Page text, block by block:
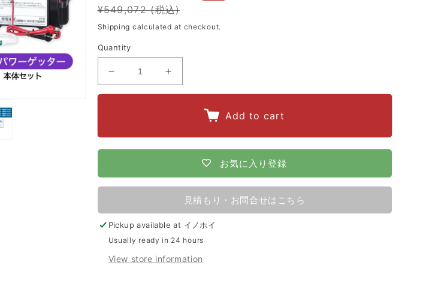
Regular
price
¥549,072
Sale
price
Shipping calculated at checkout.
Quantity
quantity
り】
松
電
子
製
quantity
り】
松
電
子
製
Add to cart
お気に入り登録
見積もり・お問合せはこちら
Pickup available at イノホイ
Usually ready in 24 hours
View store information